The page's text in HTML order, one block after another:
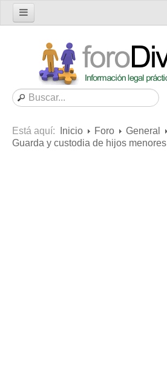
Foro
Nuevo tema
Buscar en el foro
Mensajes recientes
Está aquí: Inicio Foro
General
Guarda y custodia de hijos menores